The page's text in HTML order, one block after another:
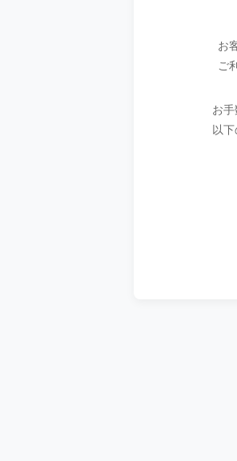
お
ご
お
以